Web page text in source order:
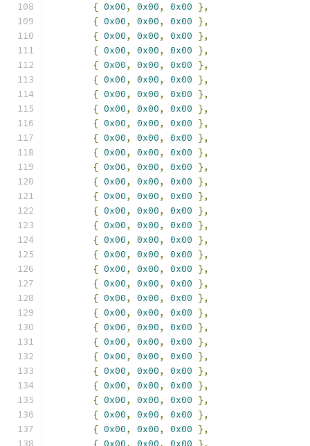
{ 0x00, 0x00, 0x00 },
{ 0x00, 0x00, 0x00 },
{ 0x00, 0x00, 0x00 },
{ 0x00, 0x00, 0x00 },
{ 0x00, 0x00, 0x00 },
{ 0x00, 0x00, 0x00 },
{ 0x00, 0x00, 0x00 },
{ 0x00, 0x00, 0x00 },
{ 0x00, 0x00, 0x00 },
{ 0x00, 0x00, 0x00 },
{ 0x00, 0x00, 0x00 },
{ 0x00, 0x00, 0x00 },
{ 0x00, 0x00, 0x00 },
{ 0x00, 0x00, 0x00 },
{ 0x00, 0x00, 0x00 },
{ 0x00, 0x00, 0x00 },
{ 0x00, 0x00, 0x00 },
{ 0x00, 0x00, 0x00 },
{ 0x00, 0x00, 0x00 },
{ 0x00, 0x00, 0x00 },
{ 0x00, 0x00, 0x00 },
{ 0x00, 0x00, 0x00 },
{ 0x00, 0x00, 0x00 },
{ 0x00, 0x00, 0x00 },
{ 0x00, 0x00, 0x00 },
{ 0x00, 0x00, 0x00 },
{ 0x00, 0x00, 0x00 },
{ 0x00, 0x00, 0x00 },
{ 0x00, 0x00, 0x00 },
{ 0x00, 0x00, 0x00 },
{ 0x00, 0x00, 0x00 },